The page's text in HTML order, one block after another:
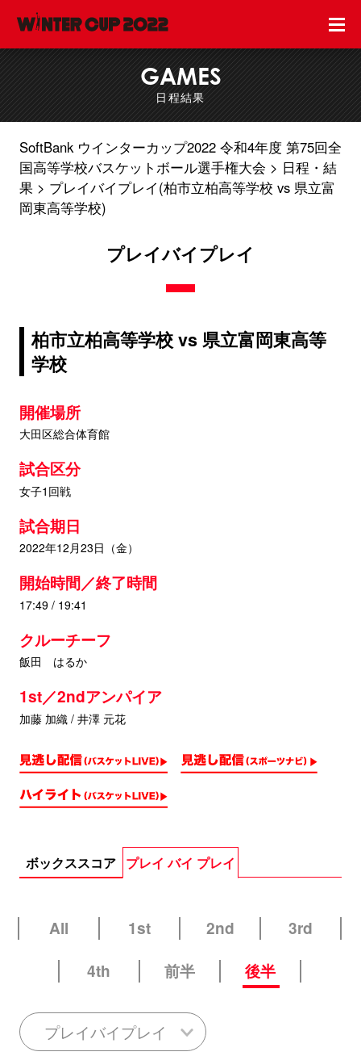
GAMES
日程結果
SoftBank ウインターカップ2022 令和4年度 第75回全
国高等学校バスケットボール選手権大会
日程・結
果
プレイバイプレイ(柏市立柏高等学校 vs 県立富
岡東高等学校)
プレイバイプレイ
柏市立柏高等学校 vs 県立富岡東高等
学校
開催場所
大田区総合体育館
試合区分
女子1回戦
試合期日
2022年12月23日（金）
開始時間／終了時間
17:49 / 19:41
クルーチーフ
飯田 はるか
1st／2ndアンパイア
加藤 加織 / 井澤 元花
ボックススコア プレイ バイ プレイ
All 1st 2nd
3rd
4th
前半 後半
プレイバイプレイ